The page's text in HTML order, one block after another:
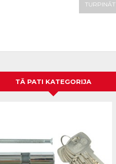
TURPINĀT
TĀ PATI KATEGORIJA